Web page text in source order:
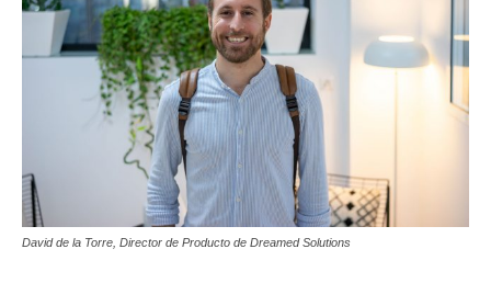
David de la Torre, Director de Producto de Dreamed Solutions